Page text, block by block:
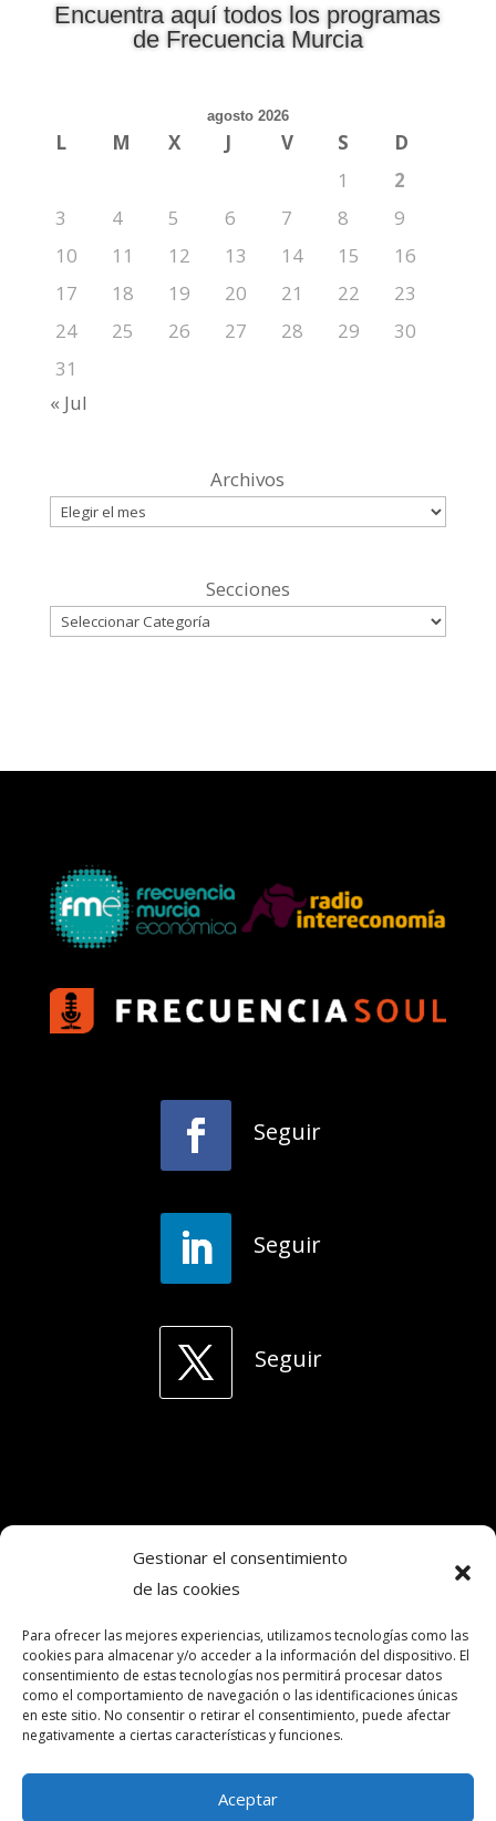
Gestionar el consentimiento
de las cookies
Para ofrecer las mejores experiencias, utilizamos tecnologías como las
cookies para almacenar y/o acceder a la información del dispositivo. El
consentimiento de estas tecnologías nos permitirá procesar datos
como el comportamiento de navegación o las identificaciones únicas
en este sitio. No consentir o retirar el consentimiento, puede afectar
negativamente a ciertas características y funciones.
Aceptar
Encuentra aquí todos los programas
de Frecuencia Murcia
agosto 2026
L M X J V S
D
1
2
3
4 5 6 7 8
9
10
11 12 13 14 15
16
17
18 19 20 21 22
23
24
25 26 27 28 29
30
31
« Jul
Archivos
Secciones
Seguir
Seguir
Seguir
Copyright © 2024. Todos los derechos
reservados.Frecuencia Murcia Económica.
intereconomia@frecuenciamurcia.es
Política de privacidad
Política de cookies (UE)